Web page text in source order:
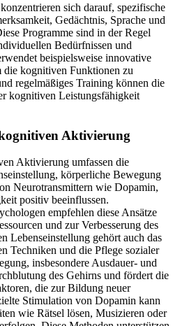
sich darauf, spezifische
Gedächtnis, Sprache und
Programme sind in der Regel
Bedürfnissen und
beispielsweise innovative
kognitiven Funktionen zu
regelmäßiges Training können die
kognitiven Leistungsfähigkeit
Aktivierung
Aktivierung umfassen die
körperliche Bewegung
Neurotransmittern wie Dopamin,
positiv beeinflussen.
empfehlen diese Ansätze
und zur Verbesserung des
Lebenseinstellung gehört auch das
Techniken und die Pflege sozialer
insbesondere Ausdauer- und
des Gehirns und fördert die
die zur Bildung neuer
Stimulation von Dopamin kann
wie Rätsel lösen, Musizieren oder